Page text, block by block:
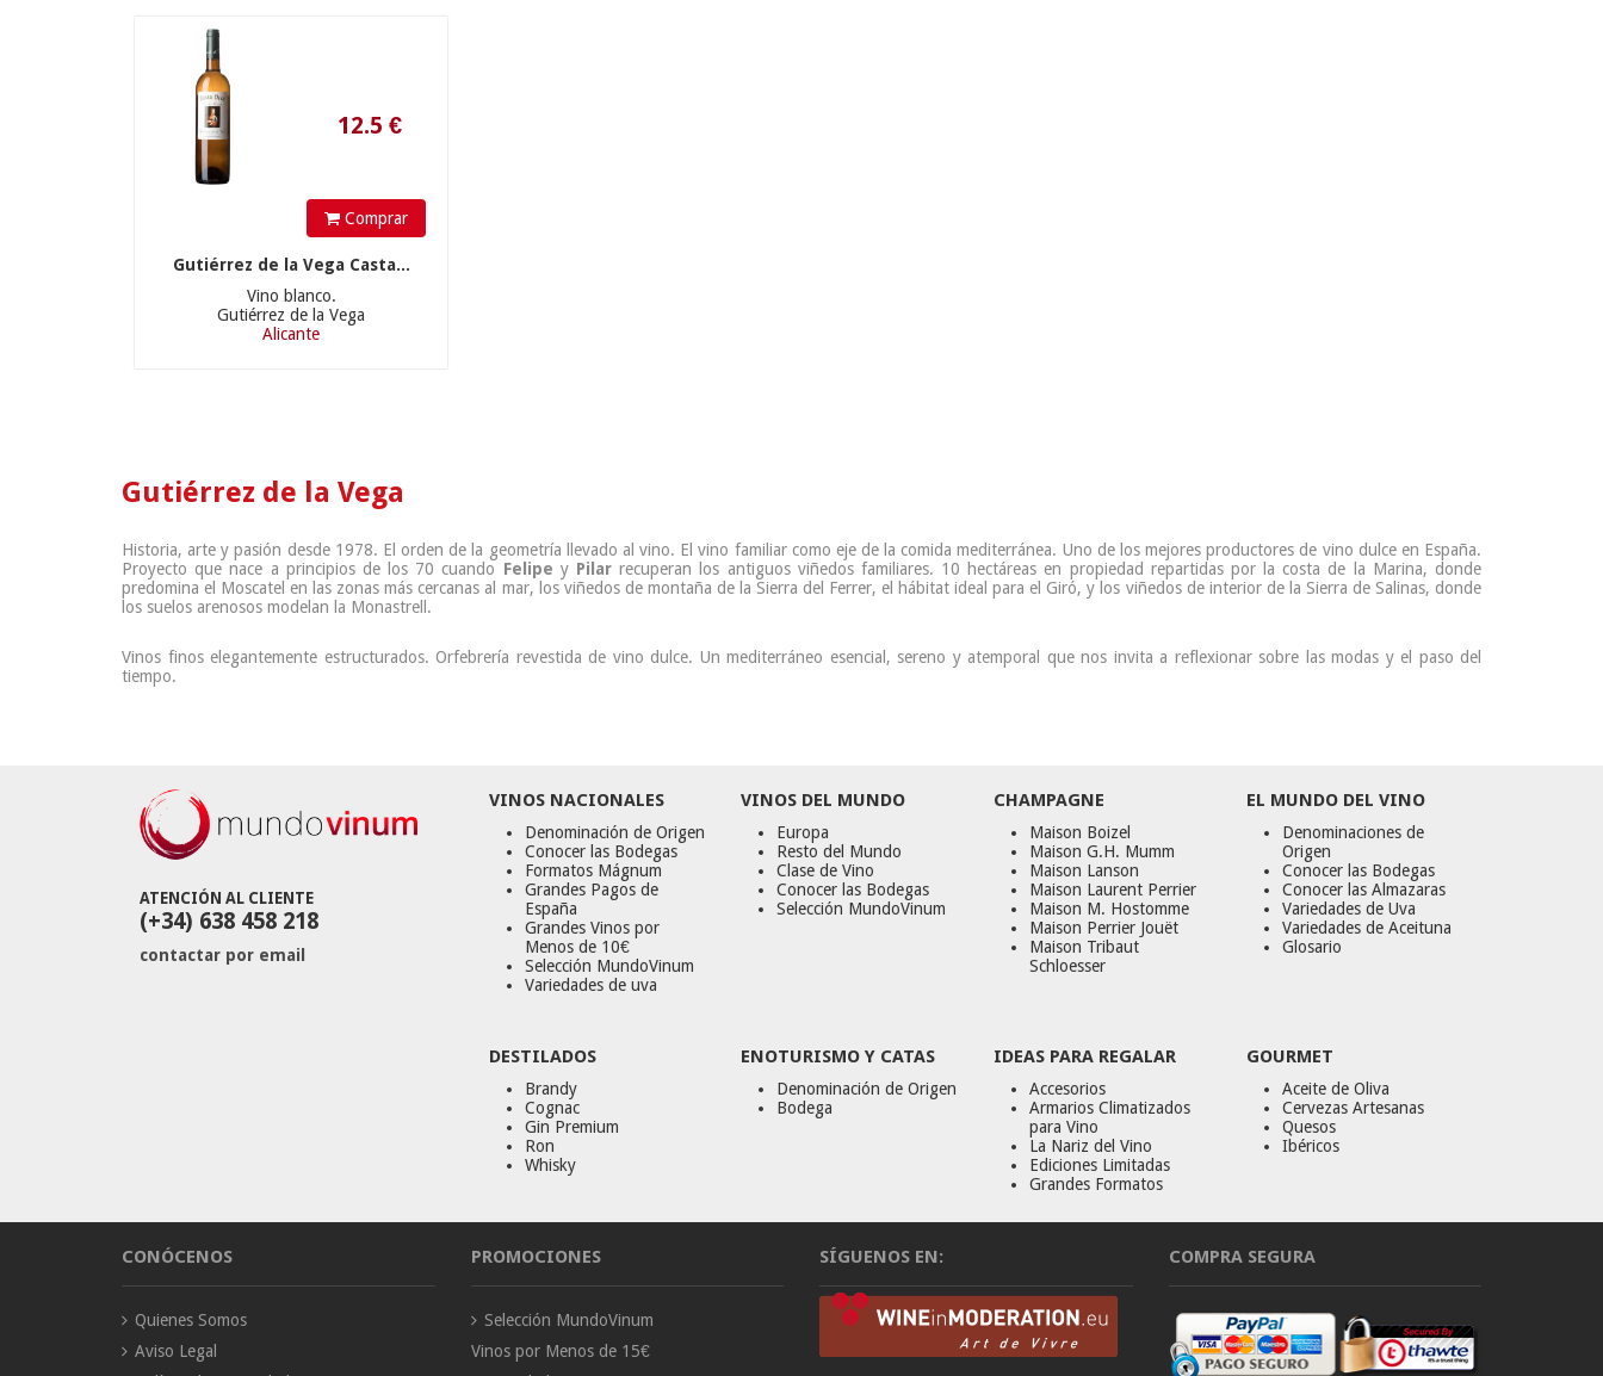
Comprar
Gutiérrez de la Vega Casta...
Vino blanco.
Gutiérrez de la Vega
Alicante
Gutiérrez de la Vega
Historia, arte y pasión desde 1978. El orden de la geometría llevado al vino. El vino familiar como eje de la comida mediterránea. Uno de los mejores productores de vino dulce en España.
Proyecto que nace a principios de los 70 cuando Felipe y Pilarrecuperan los antiguos viñedos familiares. 10 hectáreas en propiedad repartidas por la costa de la Marina, donde
predomina el Moscatel en las zonas más cercanas al mar, los viñedos de montaña de la Sierra del Ferrer, el hábitat ideal para el Giró, y los viñedos de interior de la Sierra de Salinas, donde
los suelos arenosos modelan la Monastrell.
Vinos finos elegantemente estructurados. Orfebrería revestida de vino dulce. Un mediterráneo esencial, sereno y atemporal que nos invita a reflexionar sobre las modas y el paso del
tiempo.
ATENCIÓN AL CLIENTE
(+34) 638 458 218
contactar por email
VINOS NACIONALES
Denominación de Origen
Conocer las Bodegas
Formatos Mágnum
Grandes Pagos de
España
Grandes Vinos por
Menos de 10€
Selección MundoVinum
Variedades de uva
VINOS DEL MUNDO
Europa
Resto del Mundo
Clase de Vino
Conocer las Bodegas
Selección MundoVinum
CHAMPAGNE
Maison Boizel
Maison G.H. Mumm
Maison Lanson
Maison Laurent Perrier
Maison M. Hostomme
Maison Perrier Jouët
Maison Tribaut
Schloesser
EL MUNDO DEL VINO
Denominaciones de
Origen
Conocer las Bodegas
Conocer las Almazaras
Variedades de Uva
Variedades de Aceituna
Glosario
DESTILADOS
Brandy
Cognac
Gin Premium
Ron
Whisky
ENOTURISMO Y CATAS
Denominación de Origen
Bodega
IDEAS PARA REGALAR
Accesorios
Armarios Climatizados
para Vino
La Nariz del Vino
Ediciones Limitadas
Grandes Formatos
GOURMET
Aceite de Oliva
Cervezas Artesanas
Quesos
Ibéricos
CONÓCENOS
Quienes Somos
Aviso Legal
PROMOCIONES
Selección MundoVinum
Vinos por Menos de 15€
SÍGUENOS EN: COMPRA SEGURA